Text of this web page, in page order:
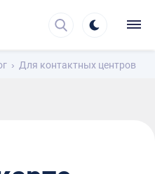
Для контактных центров